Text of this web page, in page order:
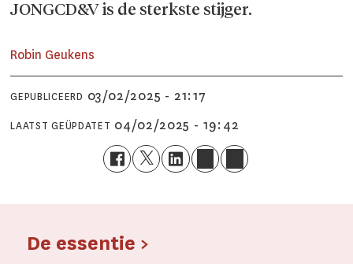
JONGCD&V is de sterkste stijger.
Robin Geukens
GEPUBLICEERD 03/02/2025 - 21:17
LAATST GEÜPDATET 04/02/2025 - 19:42
De essentie >